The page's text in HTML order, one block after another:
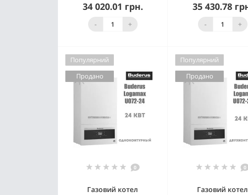
34 020.01 грн.
- +
Немає в наявності
35 430.78
- +
Немає в
Популярний
Продано
0
Газовий котел
Популярний
Продано
0
Газовий котел